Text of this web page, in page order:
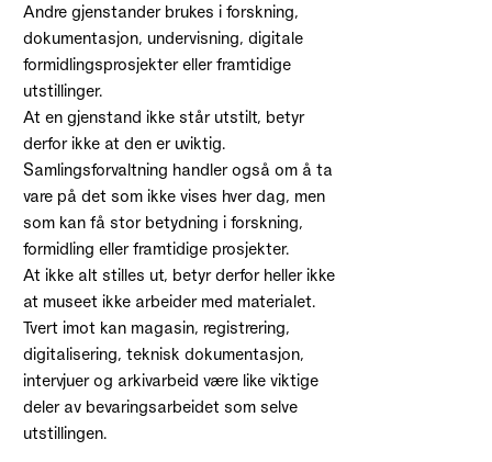
Andre gjenstander brukes i forskning,
dokumentasjon, undervisning, digitale
formidlingsprosjekter eller framtidige
utstillinger.
At en gjenstand ikke står utstilt, betyr
derfor ikke at den er uviktig.
Samlingsforvaltning handler også om å ta
vare på det som ikke vises hver dag, men
som kan få stor betydning i forskning,
formidling eller framtidige prosjekter.
At ikke alt stilles ut, betyr derfor heller ikke
at museet ikke arbeider med materialet.
Tvert imot kan magasin, registrering,
digitalisering, teknisk dokumentasjon,
intervjuer og arkivarbeid være like viktige
deler av bevaringsarbeidet som selve
utstillingen.